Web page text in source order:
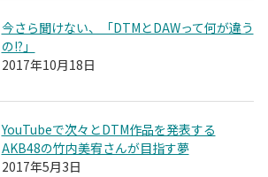
今さら聞けない、「DTMとDAWって何が違う
の!?」
2017年10月18日
YouTubeで次々とDTM作品を発表する
AKB48の竹内美宥さんが目指す夢
2017年5月3日